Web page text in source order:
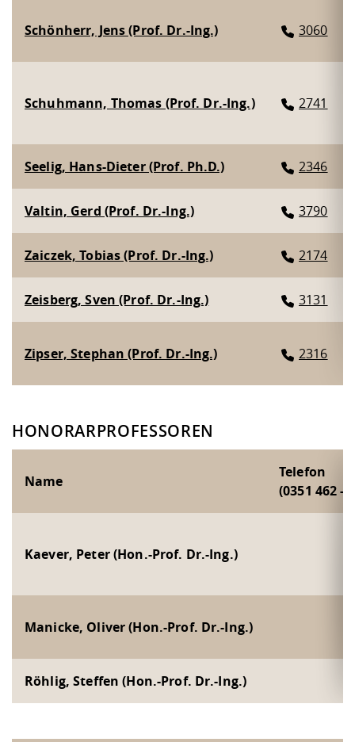
Schönherr, Jens (Prof. Dr.-Ing.) 3060
Schuhmann, Thomas (Prof. Dr.-Ing.) 2741
Seelig, Hans-Dieter (Prof. Ph.D.) 2346
Valtin, Gerd (Prof. Dr.-Ing.) 3790
Zaiczek, Tobias (Prof. Dr.-Ing.) 2174
Zeisberg, Sven (Prof. Dr.-Ing.) 3131
Zipser, Stephan (Prof. Dr.-Ing.) 2316
HONORARPROFESSOREN
Name
Telefon
(0351 462 - )
Kaever, Peter (Hon.-Prof. Dr.-Ing.)
Manicke, Oliver (Hon.-Prof. Dr.-Ing.)
Röhlig, Steffen (Hon.-Prof. Dr.-Ing.)